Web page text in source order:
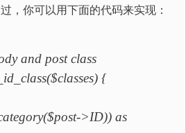
，你可以用下面的代码来实现：
and post class
{
>ID)) as